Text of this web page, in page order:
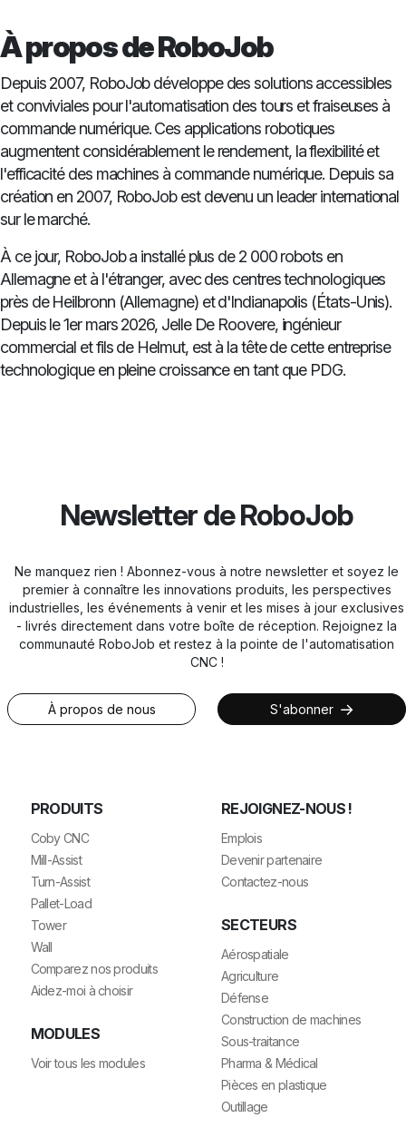
À propos de RoboJob
Depuis 2007, RoboJob développe des solutions accessibles
et conviviales pour l'automatisation des tours et fraiseuses à
commande numérique. Ces applications robotiques
augmentent considérablement le rendement, la flexibilité et
l'efficacité des machines à commande numérique. Depuis sa
création en 2007, RoboJob est devenu un leader international
sur le marché.
À ce jour, RoboJob a installé plus de 2 000 robots en
Allemagne et à l'étranger, avec des centres technologiques
près de Heilbronn (Allemagne) et d'Indianapolis (États-Unis).
Depuis le 1er mars 2026, Jelle De Roovere, ingénieur
commercial et fils de Helmut, est à la tête de cette entreprise
technologique en pleine croissance en tant que PDG.
Newsletter de RoboJob
Ne manquez rien ! Abonnez-vous à notre newsletter et soyez le
premier à connaître les innovations produits, les perspectives
industrielles, les événements à venir et les mises à jour exclusives
- livrés directement dans votre boîte de réception. Rejoignez la
communauté RoboJob et restez à la pointe de l'automatisation
CNC !
À propos de nous S'abonner
PRODUITS
Coby CNC
Mill-Assist
Turn-Assist
Pallet-Load
Tower
Wall
Comparez nos produits
Aidez-moi à choisir
MODULES
Voir tous les modules
REJOIGNEZ-NOUS !
Emplois
Devenir partenaire
Contactez-nous
SECTEURS
Aérospatiale
Agriculture
Défense
Construction de machines
Sous-traitance
Pharma & Médical
Pièces en plastique
Outillage